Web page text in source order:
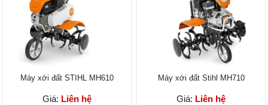
Máy xới đất STIHL MH610
Giá: Liên hệ
Máy xới đất Stihl MH710
Giá: Liên hệ